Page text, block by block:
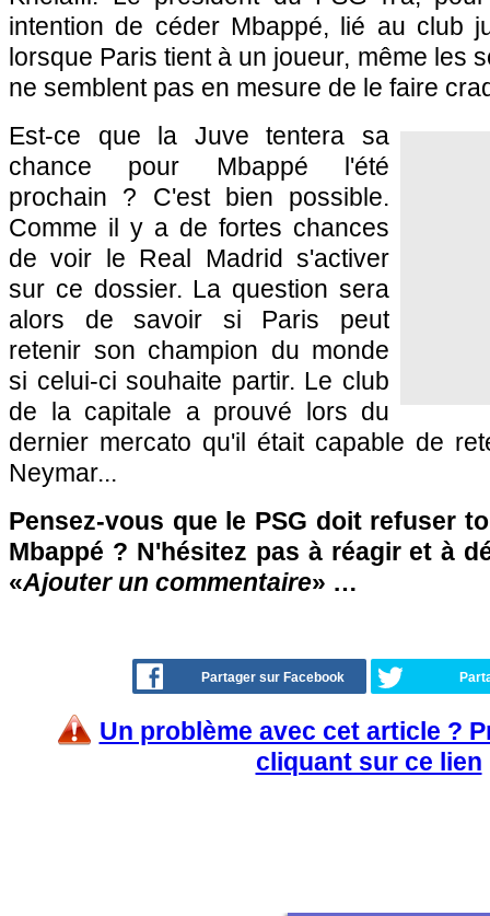
intention de céder Mbappé, lié au club
lorsque Paris tient à un joueur, même les
ne semblent pas en mesure de le faire
Est-ce que la Juve tentera sa
chance pour Mbappé l'été
prochain ? C'est bien possible.
Comme il y a de fortes chances
de voir le Real Madrid s'activer
sur ce dossier. La question sera
alors de savoir si Paris peut
retenir son champion du monde
si celui-ci souhaite partir. Le club
de la capitale a prouvé lors du
dernier mercato qu'il était capable de
Neymar...
Pensez-vous que le PSG doit refuser
Mbappé ? N'hésitez pas à réagir et à
«Ajouter un commentaire» …
Partager sur Facebook
Un problème avec cet article ?
cliquant sur ce lien